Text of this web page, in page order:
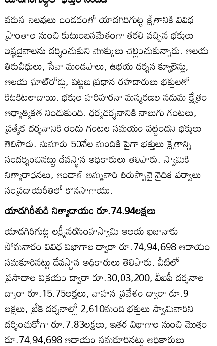
వరుస సెలవులు ఉండడంతో యాదగిరిగుట్ట క్షేత్రానికి వివిధ
ప్రాంతాల నుంచి కుటుంబసమేతంగా తరలి వచ్చిన భక్తులు
ఇష్టదైవాలను దర్శించుకుని మొక్కులు చెల్లించుకున్నారు. ఆలయ
తిరువీధులు, సేవా మండపాలు, ఉభయ దర్శన క్యూలైన్లు,
ఆలయ ఘాట్‌రోడ్లు, పట్టణ ప్రధాన రహదారులు భక్తులతో
కిటకిటలాడాయి. భక్తుల హరిహరనా మస్మరణల నడుమ క్షేత్రం
ఆధ్యాత్మికత నిండుకుంది. ధర్మదర్శనానికి నాలుగు గంటలు,
ప్రత్యేక దర్శనానికి రెండు గంటల సమయం పట్టిందని భక్తులు
తెలిపారు. సుమారు 50వేల మందికి పైగా భక్తులు క్షేత్రాన్ని
సందర్శించినట్టు దేవస్థాన అధికారులు తెలిపారు. స్వామికి
నిత్యారాధనలు, ఆండాళ్‌ అమ్మవారి తిరుప్పావై వైదిక పర్వాలు
సంప్రదాయరీతిలో కొనసాగాయు.
యాదగిరీశుడి నిత్యాదాయం రూ.74.94లక్షలు
యాదగిరిగుట్ట లక్ష్మీనరసింహస్వామి ఆలయ ఖజానాకు
సోమవారం వివిధ విభాగాల ద్వారా రూ.74,94,698 ఆదాయం
సమకూరినట్టు దేవస్థాన అధికారులు తెలిపారు. వీటిలో
ప్రసాదాల విక్రయం ద్వారా రూ.30,03,200, వీఐపీ దర్శనాల
ద్వారా రూ.15.75లక్షలు, వాహన ప్రవేశం ద్వారా రూ.9
లక్షలు, బ్రేక్‌ దర్శనాల్లో 2,610మంది భక్తులు స్వామివారిని
దర్శించుకోగా రూ.7.83లక్షలు, ఇతర విభాగాల నుంచి మొత్తం
రూ.74,94,698 ఆదాయం సమకూరినట్లు అధికారులు